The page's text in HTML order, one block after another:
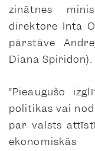
zinātnes
direktore Inta
pārstāve
Diana Spiridon).
“Pieaugušo
politikas vai
par valsts